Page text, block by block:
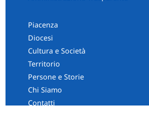
Piacenza
Diocesi
Cultura e Società
Territorio
Persone e Storie
Chi Siamo
Contatti